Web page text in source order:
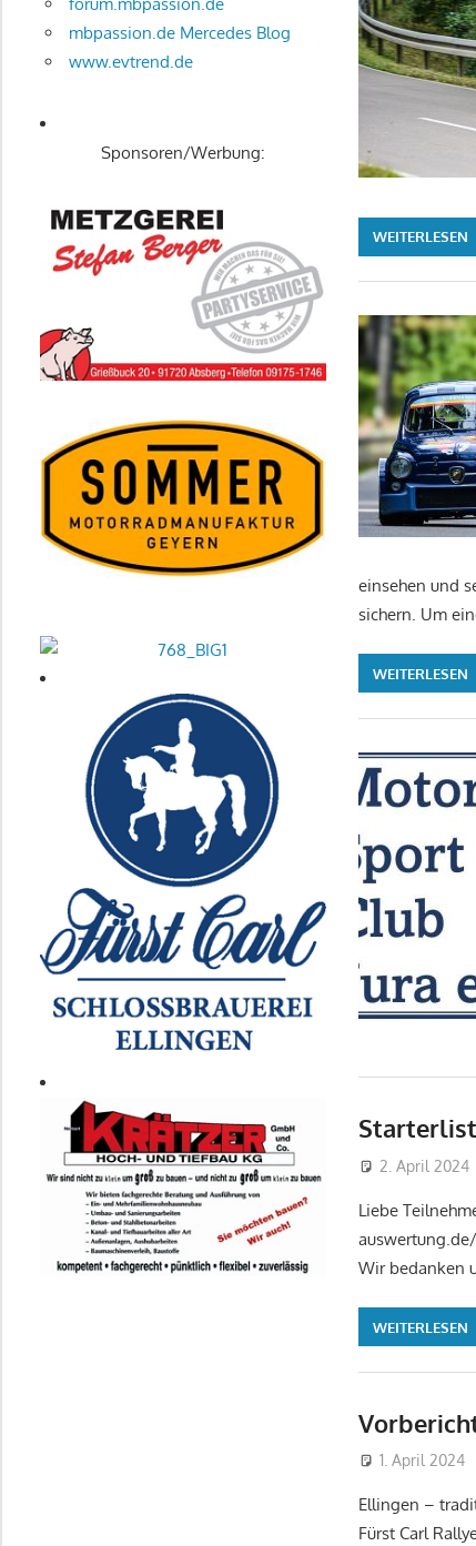
WEITERLESEN
einsehen und
sichern. Um
WEITERLESEN
2. April 2024
Liebe
Wir bedanken
WEITERLESEN
1. April 2024
Ellingen –
Fürst Carl
mbpassion.de Mercedes Blog
www.evtrend.de
Sponsoren/Werbung: